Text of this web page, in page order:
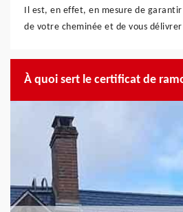
Il est, en effet, en mesure de
de votre cheminée et de vous
À quoi sert le certificat de